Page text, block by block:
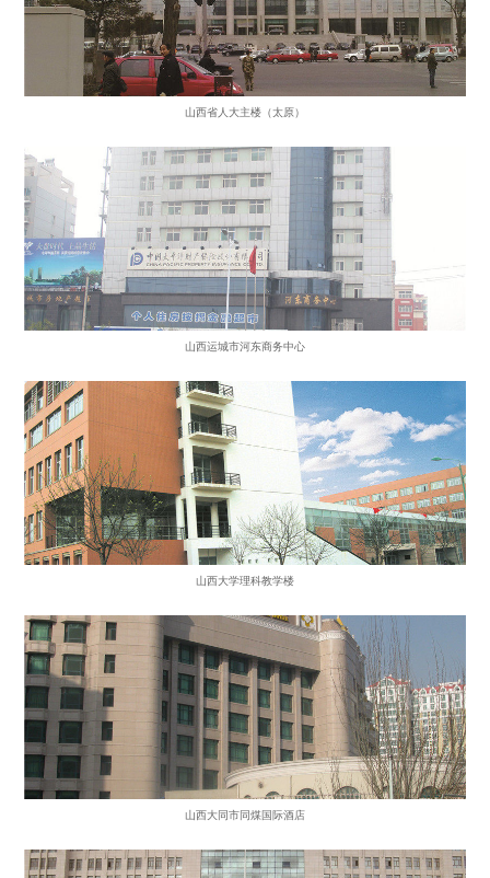
山西省人大主楼（太原）
山西运城市河东商务中心
山西大学理科教学楼
山西大同市同煤国际酒店